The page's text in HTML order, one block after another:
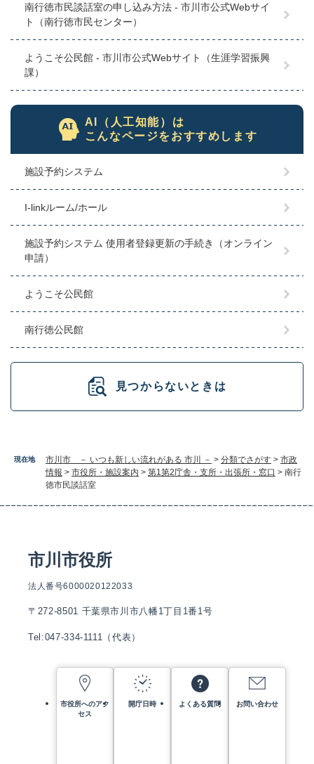
現在地 市川市 － いつも新しい流れがある 市川 － > 分類でさがす > 市政
情報 > 市役所・施設案内 > 第1第2庁舎・支所・出張所・窓口 > 南行
徳市民談話室
南行徳市民談話室の申し込み方法 - 市川市公式Webサイ
ト（南行徳市民センター）
ようこそ公民館 - 市川市公式Webサイト（生涯学習振興
課）
AI（人工知能）は
こんなページをおすすめします
施設予約システム
I-linkルーム/ホール
施設予約システム 使用者登録更新の手続き（オンライン
申請）
ようこそ公民館
南行徳公民館
見つからないときは
市川市役所
法人番号6000020122033
〒272-8501 千葉県市川市八幡1丁目1番1号
Tel:047-334-1111（代表）
市役所へのアク
セス
開庁日時 よくある質問 お問い合わせ